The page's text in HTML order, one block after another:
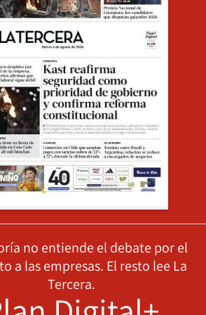
no entiende el debate por el
a las empresas. El resto lee La
Tercera.